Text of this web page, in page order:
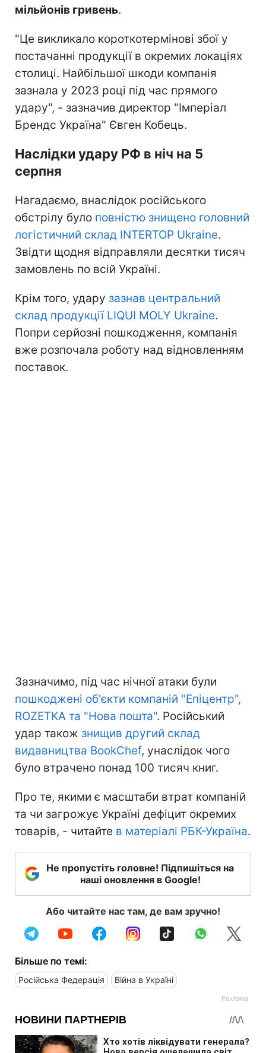
мільйонів гривень.
"Це викликало короткотермінові збої у
постачанні продукції в окремих локаціях
столиці. Найбільшої шкоди компанія
зазнала у 2023 році під час прямого
удару", - зазначив директор "Імперіал
Брендс Україна" Євген Кобець.
Наслідки удару РФ в ніч на 5
серпня
Нагадаємо, внаслідок російського
обстрілу було повністю знищено головний
логістичний склад INTERTOP Ukraine.
Звідти щодня відправляли десятки тисяч
замовлень по всій Україні.
Крім того, удару зазнав центральний
склад продукції LIQUI MOLY Ukraine.
Попри серйозні пошкодження, компанія
вже розпочала роботу над відновленням
поставок.
Зазначимо, під час нічної атаки були
пошкоджені об'єкти компаній "Епіцентр",
ROZETKA та "Нова пошта". Російський
удар також знищив другий склад
видавництва BookChef, унаслідок чого
було втрачено понад 100 тисяч книг.
Про те, якими є масштаби втрат компаній
та чи загрожує Україні дефіцит окремих
товарів, - читайте в матеріалі РБК-Україна.
Не пропустіть головне! Підпишіться на
наші оновлення в Google!
Або читайте нас там, де вам зручно!
Більше по темі:
Російська Федерація Війна в Україні